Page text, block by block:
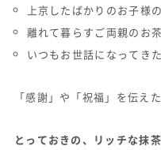
上京したばかりのお子様
離れて暮らすご両親のお
いつもお世話になってき
「感謝」や「祝福」を伝え
とっておきの、リッチな抹